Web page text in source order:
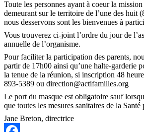
Toute les personnes ayant à coeur la
demeurant sur le territoire de l’une des huit
nous desservons sont les bienvenues à
Vous trouverez ci-joint l’ordre du jour de
annuelle de l’organisme.
Pour faciliter la participation des parents,
partir de 17h00 ainsi qu’une halte-garderie
la tenue de la réunion, si inscription 48
893-5389 ou direction@actifamilles.org
Le port du masque est obligatoire sauf
que toutes les mesures sanitaires de la Santé
Jane Breton, directrice